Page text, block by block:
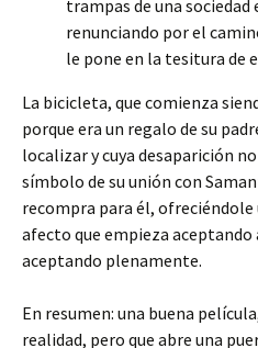
trampas de una
renunciando por el
le pone en la tesitura de
La bicicleta, que comienza
porque era un regalo de su
localizar y cuya desaparición
símbolo de su unión con
recompra para él, ofreciéndole
afecto que empieza
aceptando plenamente.
En resumen: una buena
realidad, pero que abre una